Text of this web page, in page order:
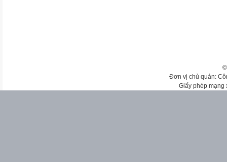
Đơn vị chủ quản:
Giấy phép mạng